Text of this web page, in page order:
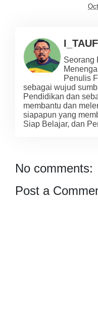
Seorang
Penulis
sebagai wujud
Pendidikan dan
membantu dan
siapapun yang
Siap Belajar, dan
No comments:
Post a